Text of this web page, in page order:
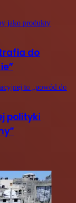
jako produkty
do
to „powód do
polityki